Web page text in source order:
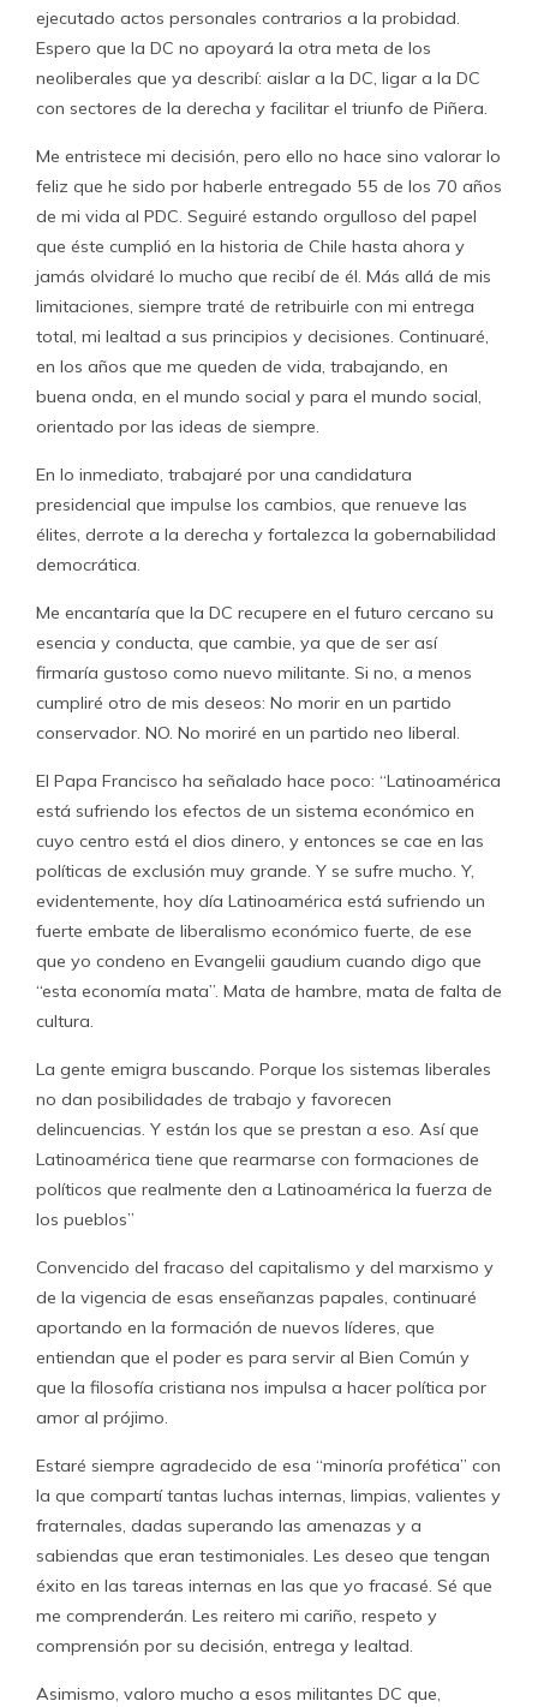
ejecutado actos personales contrarios a la probidad.
Espero que la DC no apoyará la otra meta de los
neoliberales que ya describí: aislar a la DC, ligar a la DC
con sectores de la derecha y facilitar el triunfo de Piñera.
Me entristece mi decisión, pero ello no hace sino valorar lo
feliz que he sido por haberle entregado 55 de los 70 años
de mi vida al PDC. Seguiré estando orgulloso del papel
que éste cumplió en la historia de Chile hasta ahora y
jamás olvidaré lo mucho que recibí de él. Más allá de mis
limitaciones, siempre traté de retribuirle con mi entrega
total, mi lealtad a sus principios y decisiones. Continuaré,
en los años que me queden de vida, trabajando, en
buena onda, en el mundo social y para el mundo social,
orientado por las ideas de siempre.
En lo inmediato, trabajaré por una candidatura
presidencial que impulse los cambios, que renueve las
élites, derrote a la derecha y fortalezca la gobernabilidad
democrática.
Me encantaría que la DC recupere en el futuro cercano su
esencia y conducta, que cambie, ya que de ser así
firmaría gustoso como nuevo militante. Si no, a menos
cumpliré otro de mis deseos: No morir en un partido
conservador. NO. No moriré en un partido neo liberal.
El Papa Francisco ha señalado hace poco: “Latinoamérica
está sufriendo los efectos de un sistema económico en
cuyo centro está el dios dinero, y entonces se cae en las
políticas de exclusión muy grande. Y se sufre mucho. Y,
evidentemente, hoy día Latinoamérica está sufriendo un
fuerte embate de liberalismo económico fuerte, de ese
que yo condeno en Evangelii gaudium cuando digo que
“esta economía mata”. Mata de hambre, mata de falta de
cultura.
La gente emigra buscando. Porque los sistemas liberales
no dan posibilidades de trabajo y favorecen
delincuencias. Y están los que se prestan a eso. Así que
Latinoamérica tiene que rearmarse con formaciones de
políticos que realmente den a Latinoamérica la fuerza de
los pueblos”
Convencido del fracaso del capitalismo y del marxismo y
de la vigencia de esas enseñanzas papales, continuaré
aportando en la formación de nuevos líderes, que
entiendan que el poder es para servir al Bien Común y
que la filosofía cristiana nos impulsa a hacer política por
amor al prójimo.
Estaré siempre agradecido de esa “minoría profética” con
la que compartí tantas luchas internas, limpias, valientes y
fraternales, dadas superando las amenazas y a
sabiendas que eran testimoniales. Les deseo que tengan
éxito en las tareas internas en las que yo fracasé. Sé que
me comprenderán. Les reitero mi cariño, respeto y
comprensión por su decisión, entrega y lealtad.
Asimismo, valoro mucho a esos militantes DC que,